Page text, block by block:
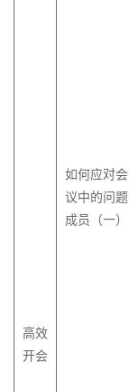
高效
开会
如何应对会
议中的问题
成员（一）